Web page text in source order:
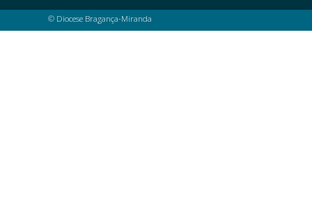
© Diocese Bragança-Miranda